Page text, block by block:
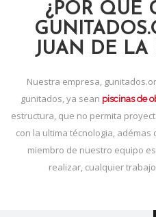
¿POR QUE
JUAN DE LA
Nuestra empresa,
gunitados, ya sean piscinas de
estructura, que no permita
con la ultima técnologia,
miembro de nuestro equipo
realizar, cualquier